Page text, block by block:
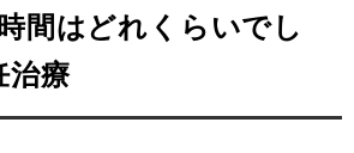
間はどれくらいでし
治療